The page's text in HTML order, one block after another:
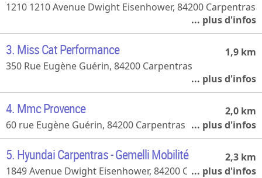
1210 1210 Avenue Dwight Eisenhower, 84200 Carpentras
04 90 63 27 36
3. Miss Cat Performance
1,9 km
350 Rue Eugène Guérin, 84200 Carpentras
07 86 29 72 98
4. Mmc Provence
2,0 km
60 rue Eugène Guérin, 84200 Carpentras 04-90-34-09-21
5. Hyundai Carpentras - Gemelli Mobilité
2,3 km
1849 Avenue Dwight Eisenhower, 84200 Carpentras